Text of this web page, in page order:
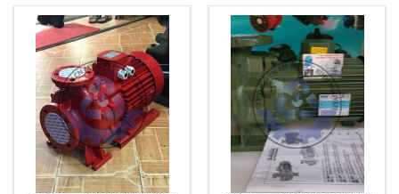
out
of
5
out
of
5